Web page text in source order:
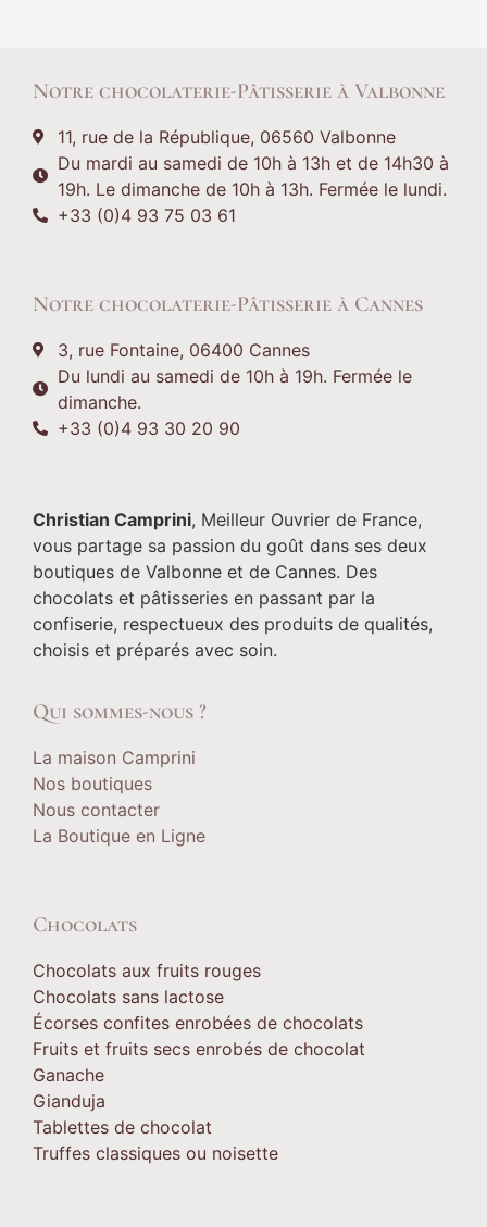
Notre chocolaterie-Pâtisserie à Valbonne
11, rue de la République, 06560 Valbonne
Du mardi au samedi de 10h à 13h et de 14h30 à
19h. Le dimanche de 10h à 13h. Fermée le lundi.
+33 (0)4 93 75 03 61
Notre chocolaterie-Pâtisserie à Cannes
3, rue Fontaine, 06400 Cannes
Du lundi au samedi de 10h à 19h. Fermée le
dimanche.
+33 (0)4 93 30 20 90
Christian Camprini, Meilleur Ouvrier de France,
vous partage sa passion du goût dans ses deux
boutiques de Valbonne et de Cannes. Des
chocolats et pâtisseries en passant par la
confiserie, respectueux des produits de qualités,
choisis et préparés avec soin.
Qui sommes-nous ?
La maison Camprini
Nos boutiques
Nous contacter
La Boutique en Ligne
Chocolats
Chocolats aux fruits rouges
Chocolats sans lactose
Écorses confites enrobées de chocolats
Fruits et fruits secs enrobés de chocolat
Ganache
Gianduja
Tablettes de chocolat
Truffes classiques ou noisette